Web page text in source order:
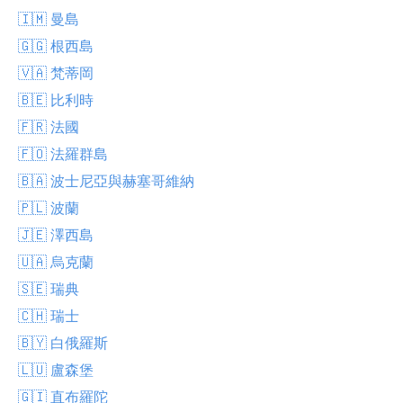
🇮🇲 曼島
🇬🇬 根西島
🇻🇦 梵蒂岡
🇧🇪 比利時
🇫🇷 法國
🇫🇴 法羅群島
🇧🇦 波士尼亞與赫塞哥維納
🇵🇱 波蘭
🇯🇪 澤西島
🇺🇦 烏克蘭
🇸🇪 瑞典
🇨🇭 瑞士
🇧🇾 白俄羅斯
🇱🇺 盧森堡
🇬🇮 直布羅陀